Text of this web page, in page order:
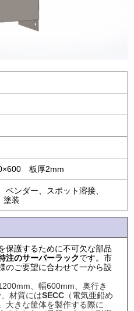
板厚2mm
ベンダー、スポット溶接、
塗装
保護するために不可欠な部品
注のサーバーラックです。市
のご要望に合わせて一から設
、幅600mm、奥行き
材質にはSECC （電気亜鉛め
大きな筐体を製作する際に